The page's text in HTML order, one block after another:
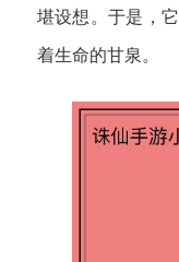
堪设想。于是，
着生命的甘泉。